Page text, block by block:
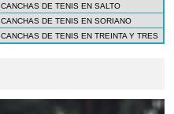
CANCHAS DE TENIS EN SALTO
CANCHAS DE TENIS EN SORIANO
CANCHAS DE TENIS EN TREINTA Y TRES